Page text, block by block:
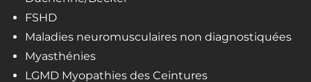
FSHD
Maladies neuromusculaires non diagnostiquées
Myasthénies
LGMD Myopathies des Ceintures